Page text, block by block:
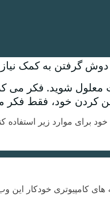
دوش گرفتن به کمک نیاز
شوید. فکر می
کردن خود، فقط
کمک می کند و به